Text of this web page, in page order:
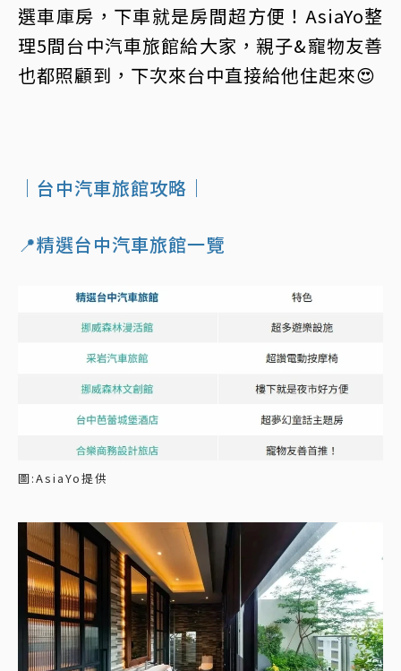
選車庫房，下車就是房間超方便！AsiaYo整
理5間台中汽車旅館給大家，親子&寵物友善
也都照顧到，下次來台中直接給他住起來😍
｜台中汽車旅館攻略｜
📍精選台中汽車旅館一覽
圖:AsiaYo提供